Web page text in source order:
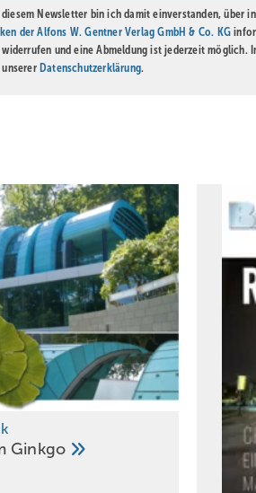
diesem Newsletter bin ich damit einverstanden, über
der Alfons W. Gentner Verlag GmbH & Co. KG
und eine Abmeldung ist jederzeit möglich.
Datenschutzerklärung.
Ginkgo